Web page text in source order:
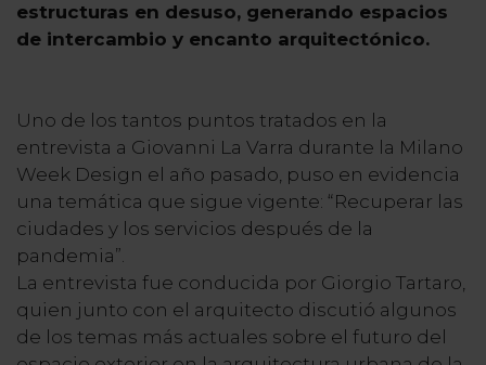
estructuras en desuso, generando espacios
de intercambio y encanto arquitectónico.
Uno de los tantos puntos tratados en la
entrevista a Giovanni La Varra durante la Milano
Week Design el año pasado, puso en evidencia
una temática que sigue vigente: “Recuperar las
ciudades y los servicios después de la
pandemia”.
La entrevista fue conducida por Giorgio Tartaro,
quien junto con el arquitecto discutió algunos
de los temas más actuales sobre el futuro del